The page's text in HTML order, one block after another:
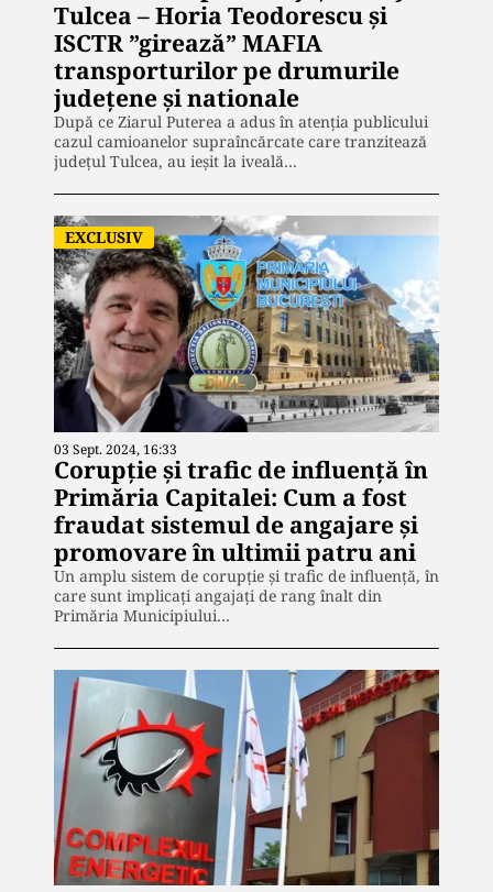
Tulcea – Horia Teodorescu și
ISCTR ”girează” MAFIA
transporturilor pe drumurile
județene și nationale
După ce Ziarul Puterea a adus în atenția publicului
cazul camioanelor supraîncărcate care tranzitează
județul Tulcea, au ieșit la iveală…
EXCLUSIV
03 Sept. 2024, 16:33
Corupție și trafic de influență în
Primăria Capitalei: Cum a fost
fraudat sistemul de angajare și
promovare în ultimii patru ani
Un amplu sistem de corupție și trafic de influență, în
care sunt implicați angajați de rang înalt din
Primăria Municipiului…